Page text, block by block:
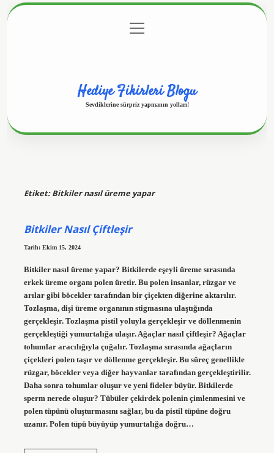
Gizlilik Politikası
menüyü
aç
Hediye Fikirleri Blogu
Sevdiklerine sürpriz yapmanın yolları!
Etiket:Bitkiler nasıl üreme yapar
Bitkiler Nasıl Çiftleşir
Tarih: Ekim 15, 2024
Bitkiler nasıl üreme yapar? Bitkilerde eşeyli üreme sırasında
erkek üreme organı polen üretir. Bu polen insanlar, rüzgar ve
arılar gibi böcekler tarafından bir çiçekten diğerine aktarılır.
Tozlaşma, dişi üreme organının stigmasına ulaştığında
gerçekleşir. Tozlaşma pistil yoluyla gerçekleşir ve döllenmenin
gerçekleştiği yumurtalığa ulaşır. Ağaçlar nasıl çiftleşir? Ağaçlar
tohumlar aracılığıyla çoğalır. Tozlaşma sırasında ağaçların
çiçekleri polen taşır ve döllenme gerçekleşir. Bu süreç genellikle
rüzgar, böcekler veya diğer hayvanlar tarafından gerçekleştirilir.
Daha sonra tohumlar oluşur ve yeni fideler büyür. Bitkilerde
sperm nerede oluşur? Tübüler çekirdek polenin çimlenmesini ve
polen tüpünü oluşturmasını sağlar, bu da pistil tüpüne doğru
uzanır. Polen tüpü büyüyüp yumurtalığa doğru…